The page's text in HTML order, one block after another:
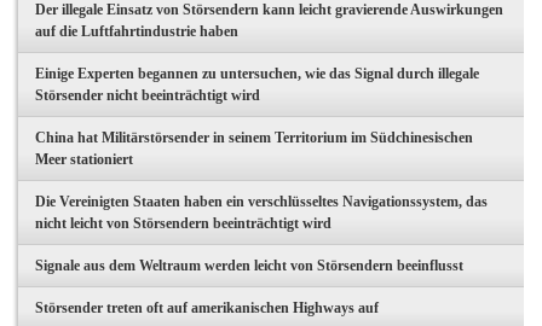
Der illegale Einsatz von Störsendern kann leicht gravierende Auswirkungen
auf die Luftfahrtindustrie haben
Einige Experten begannen zu untersuchen, wie das Signal durch illegale
Störsender nicht beeinträchtigt wird
China hat Militärstörsender in seinem Territorium im Südchinesischen
Meer stationiert
Die Vereinigten Staaten haben ein verschlüsseltes Navigationssystem, das
nicht leicht von Störsendern beeinträchtigt wird
Signale aus dem Weltraum werden leicht von Störsendern beeinflusst
Störsender treten oft auf amerikanischen Highways auf